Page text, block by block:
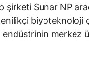
şirketi Sunar NP
biyoteknoloji
merkez